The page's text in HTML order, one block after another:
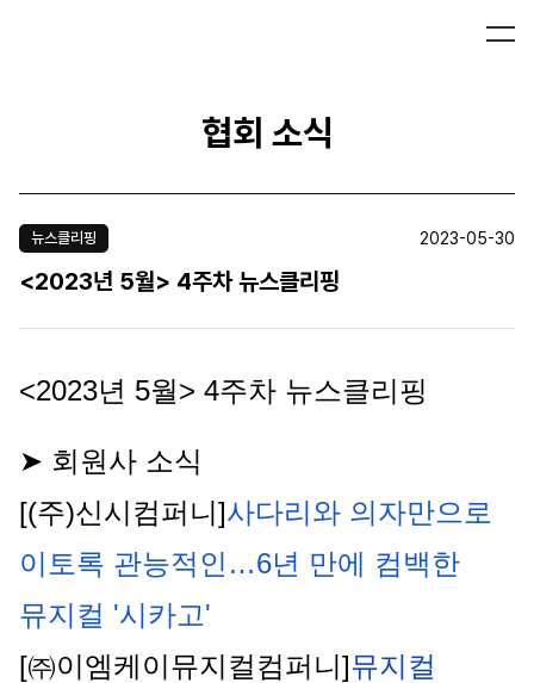
협회 소식
뉴스클리핑 2023-05-30
<2023년 5월> 4주차 뉴스클리핑
<2023년 5월> 4주차 뉴스클리핑
➤ 회원사 소식
[(주)신시컴퍼니]사다리와 의자만으로
이토록 관능적인…6년 만에 컴백한
뮤지컬 '시카고'
[㈜이엠케이뮤지컬컴퍼니]뮤지컬